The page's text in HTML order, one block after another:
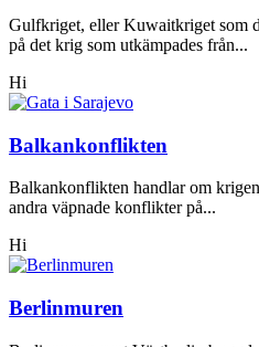
Gulfkriget, eller Kuwaitkriget som
på det krig som utkämpades från...
Hi
Balkankonflikten
Balkankonflikten handlar om
andra väpnade konflikter på...
Hi
Berlinmuren